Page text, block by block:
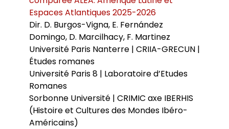
Espaces Atlantiques 2025-2026
Dir. D. Burgos-Vigna, E. Fernández
Domingo, D. Marcilhacy, F. Martinez
Université Paris Nanterre | CRIIA-GRECUN |
Études romanes
Université Paris 8 | Laboratoire d’Etudes
Romanes
Sorbonne Université | CRIMIC axe IBERHIS
(Histoire et Cultures des Mondes Ibéro-
Américains)